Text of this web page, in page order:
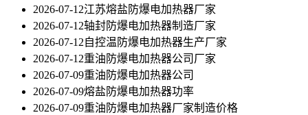
2026-07-12江苏熔盐防爆电加热器厂家
2026-07-12轴封防爆电加热器制造厂家
2026-07-12自控温防爆电加热器生产厂家
2026-07-12重油防爆电加热器公司厂家
2026-07-09重油防爆电加热器公司
2026-07-09熔盐防爆电加热器功率
2026-07-09重油防爆电加热器厂家制造价格